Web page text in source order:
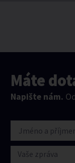
Máte
Napište nám.